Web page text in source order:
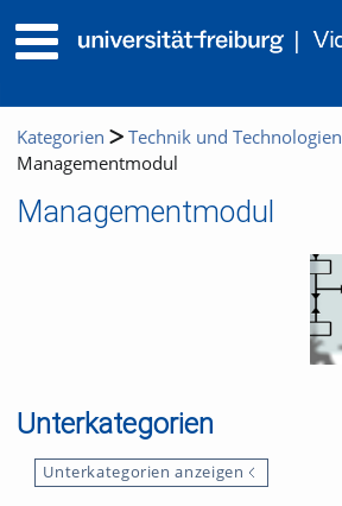
Kategorien Technik und Technologien
Managementmodul
Managementmodul
Unterkategorien
Unterkategorien anzeigen